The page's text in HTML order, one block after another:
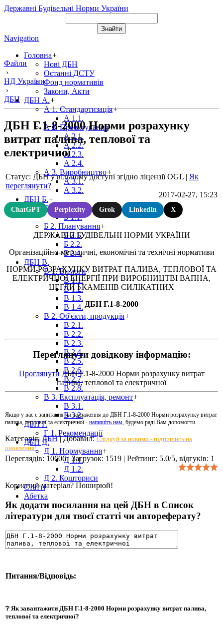
Державні Будівельні Норми України
Navigation
Головна+
Нові ДБН
Останні ДСТУ
Фонд нормативів
Закони, Акти
ДБН А.+
А 1. Стандартизація+
А 1.1.
А 2. Проектування+
А 2.1.
А 2.2.
А 2.3.
А 2.4.
А 3. Виробництво+
А 3.1.
А 3.2.
ДБН Б.+
Б 1. Містобудування+
Б 1.1.
Б 2. Планування+
Б 2.1.
Б 2.2.
Б 2.4.
ДБН В.+
В 1. Вимоги+
В 1.1.
В 1.2.
В 1.3.
В 1.4.
В 2. Об'єкти, продукція+
В 2.1.
В 2.2.
В 2.3.
В 2.4.
В 2.5.
В 2.6.
В 2.7.
В 2.8.
В 3. Експлуатація, ремонт+
В 3.1.
В 3.2.
ДБН Г.+
Г 1. Рекомендації
ДБН Д.+
Д 1. Нормування+
Д 1.1.
Д 1.2.
Д 2. Кошториси
Статті
Абетка
Файли
›
НД України
›
ДБН
ДБН Г.1-8-2000 Норми розрахунку
витрат палива, теплової та
електричної
Статус: ДБН у вільному доступі згідно ліцензії OGL | Як
переглянути?
2017-02-27, 15:23
ChatGPT Perplexity Grok LinkedIn X
ДЕРЖАВНI БУДIВЕЛЬНI НОРМИ УКРАЇНИ
Організаційно-методичні, економічні та технічні нормативи
НОРМИ РОЗРАХУНКУ ВИТРАТ ПАЛИВА, ТЕПЛОВОЇ ТА
ЕЛЕКТРИЧНОЇ ЕНЕРГІЇ ПРИ ВИРОБНИЦТВІ ВАПНА,
ЦЕГЛИ І КАМЕНІВ СИЛІКАТНИХ
ДБН Г.1-8-2000
Переглянути довідкову інформацію:
Проглянути ДБН Г.1-8-2000 Норми розрахунку витрат
палива, теплової та електричної
Якщо у вас є запитання чи зауваження до ДБН Г.1-8-2000 Норми розрахунку витрат
палива, теплової та електричної - напишіть нам, будемо раді Вам допомогти.
Категорія: ДБН|Добавил: Слідкуй за новими - підпишись на
оновлення!
Переглядів: 10606| Загрузок: 1519 | Рейтинг: 5.0/5, відгуків: 1
Корисний матеріал? Поширюй!
Як додати посилання на цей ДБН в Список
літератури для твоєї статті чи автореферату?
Питання/Відповідь:
❔ Як завантажити ДБН Г.1-8-2000 Норми розрахунку витрат палива,
теплової та електричної?